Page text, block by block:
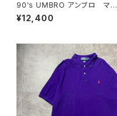
90's UMBRO アンブロ マン
チェスターユナイテッド イング
ランドプレミアリーグ ハーフジ
カーシャツ
¥12,400